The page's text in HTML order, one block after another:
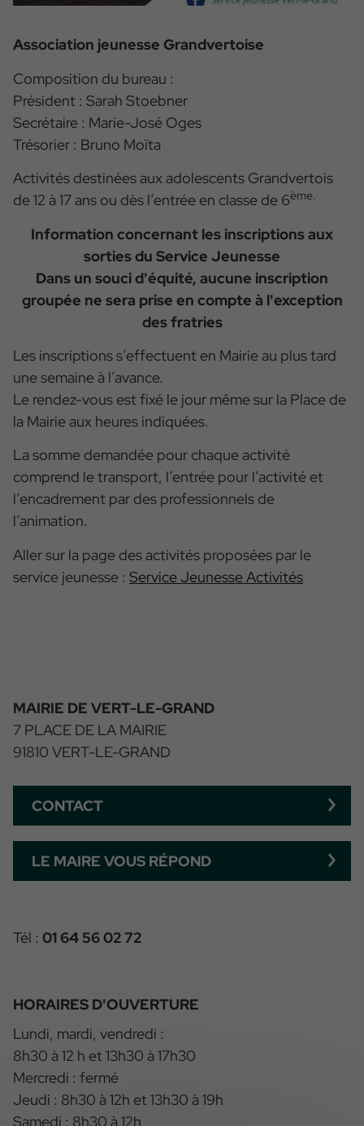
Association jeunesse Grandvertoise
Composition du bureau :
Président : Sarah Stoebner
Secrétaire : Marie-José Oges
Trésorier : Bruno Moïta
Activités destinées aux adolescents Grandvertois
de 12 à 17 ans ou dès l’entrée en classe de 6ème.
Information concernant les inscriptions aux
sorties du Service Jeunesse
Dans un souci d'équité, aucune inscription
groupée ne sera prise en compte à l'exception
des fratries
Les inscriptions s’effectuent en Mairie au plus tard
une semaine à l’avance.
Le rendez-vous est fixé le jour même sur la Place de
la Mairie aux heures indiquées.
La somme demandée pour chaque activité
comprend le transport, l’entrée pour l’activité et
l’encadrement par des professionnels de
l’animation.
Aller sur la page des activités proposées par le
service jeunesse : Service Jeunesse Activités
MAIRIE DE VERT-LE-GRAND
7 PLACE DE LA MAIRIE
91810 VERT-LE-GRAND
CONTACT
LE MAIRE VOUS RÉPOND
Tél : 01 64 56 02 72
HORAIRES D'OUVERTURE
Lundi, mardi, vendredi :
8h30 à 12 h et 13h30 à 17h30
Mercredi : fermé
Jeudi : 8h30 à 12h et 13h30 à 19h
Samedi : 8h30 à 12h